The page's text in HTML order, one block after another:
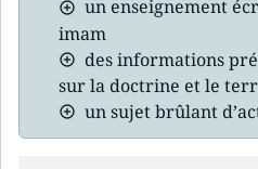
un enseignement
imam
des informations
sur la doctrine et le
un sujet brûlant